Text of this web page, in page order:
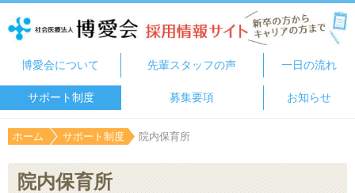
博愛会について 先輩スタッフの声 一日の流れ
サポート制度 募集要項 お知らせ
ホーム サポート制度 院内保育所
院内保育所